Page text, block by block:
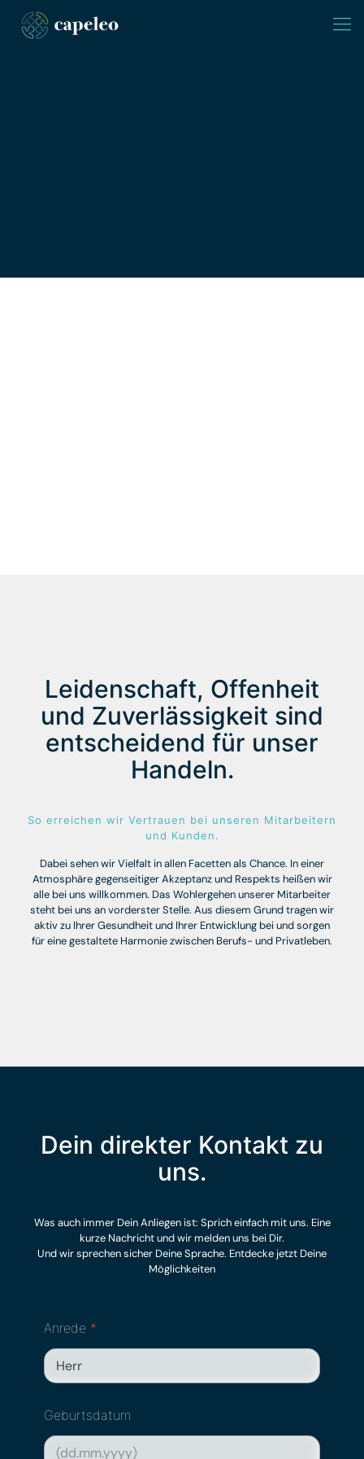
Leidenschaft, Offenheit
und Zuverlässigkeit sind
entscheidend für unser
Handeln.
So erreichen wir Vertrauen bei unseren Mitarbeitern
und Kunden.
Dabei sehen wir Vielfalt in allen Facetten als Chance. In einer
Atmosphäre gegenseitiger Akzeptanz und Respekts heißen wir
alle bei uns willkommen. Das Wohlergehen unserer Mitarbeiter
steht bei uns an vorderster Stelle. Aus diesem Grund tragen wir
aktiv zu Ihrer Gesundheit und Ihrer Entwicklung bei und sorgen
für eine gestaltete Harmonie zwischen Berufs- und Privatleben.
Dein direkter Kontakt zu
uns.
Was auch immer Dein Anliegen ist: Sprich einfach mit uns. Eine
kurze Nachricht und wir melden uns bei Dir.
Und wir sprechen sicher Deine Sprache. Entdecke jetzt Deine
Möglichkeiten
Anrede *
Geburtsdatum